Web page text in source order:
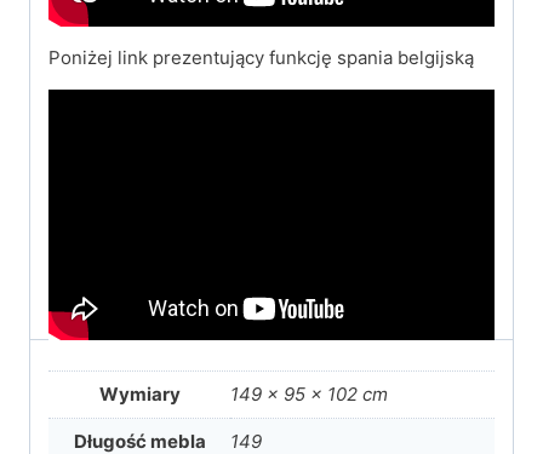
Poniżej link prezentujący funkcję spania belgijską
Wymiary 149 × 95 × 102 cm
Długość mebla 149